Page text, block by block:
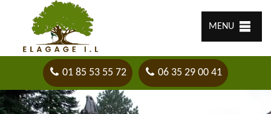
MENU
01 85 53 55 72 06 35 29 00 41